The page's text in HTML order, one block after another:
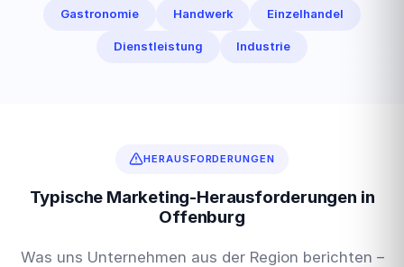
Gastronomie Handwerk Einzelhandel
Dienstleistung Industrie
HERAUSFORDERUNGEN
Typische Marketing-Herausforderungen in
Offenburg
Was uns Unternehmen aus der Region berichten –